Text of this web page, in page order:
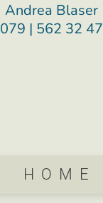
Andrea Blaser
079 | 562 32 47
HOME